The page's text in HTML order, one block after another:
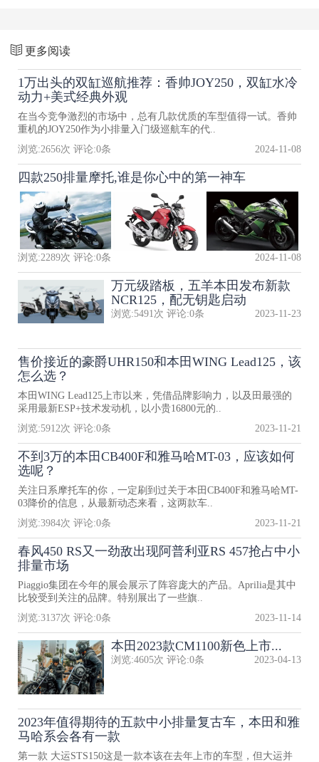
更多阅读
1万出头的双缸巡航推荐：香帅JOY250，双缸水冷
动力+美式经典外观
在当今竞争激烈的市场中，总有几款优质的车型值得一试。香帅
重机的JOY250作为小排量入门级巡航车的代..
浏览:2656次 评论:0条 2024-11-08
四款250排量摩托,谁是你心中的第一神车
浏览:2289次 评论:0条 2024-11-08
万元级踏板，五羊本田发布新款
NCR125，配无钥匙启动
浏览:5491 次 评论:0条 2023-11-23
售价接近的豪爵UHR150和本田WING Lead125，该
怎么选？
本田WING Lead125上市以来，凭借品牌影响力，以及田最强的
采用最新ESP+技术发动机，以小贵16800元的..
浏览:5912次 评论:0条 2023-11-21
不到3万的本田CB400F和雅马哈MT-03，应该如何
选呢？
关注日系摩托车的你，一定刷到过关于本田CB400F和雅马哈MT-
03降价的信息，从最新动态来看，这两款车..
浏览:3984次 评论:0条 2023-11-21
春风450 RS又一劲敌出现阿普利亚RS 457抢占中小
排量市场
Piaggio集团在今年的展会展示了阵容庞大的产品。Aprilia是其中
比较受到关注的品牌。特别展出了一些旗..
浏览:3137次 评论:0条 2023-11-14
本田2023款CM1100新色上市...
浏览:4605次 评论:0条 2023-04-13
2023年值得期待的五款中小排量复古车，本田和雅
马哈系会各有一款
第一款 大运STS150这是一款本该在去年上市的车型，但大运并